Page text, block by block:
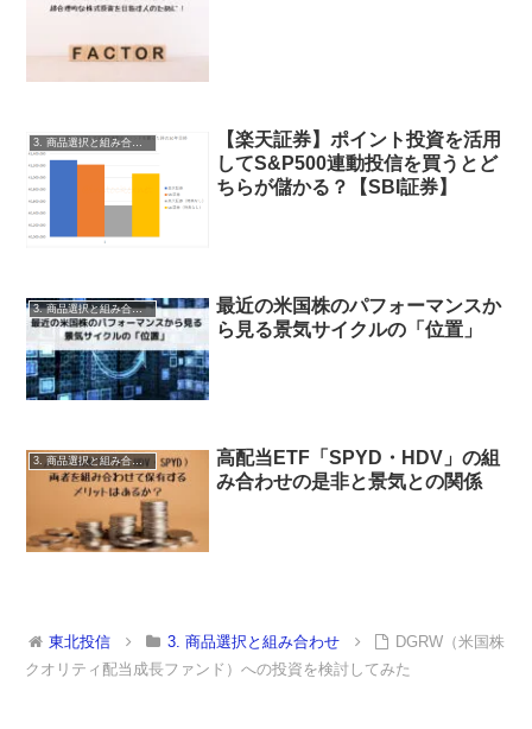
3. 商品選択と組み合わせ
【楽天証券】ポイント投資を活用
してS&P500連動投信を買うとど
ちらが儲かる？【SBI証券】
3. 商品選択と組み合わせ
最近の米国株のパフォーマンスか
ら見る景気サイクルの「位置」
3. 商品選択と組み合わせ
高配当ETF「SPYD・HDV」の組
み合わせの是非と景気との関係
東北投信 3. 商品選択と組み合わせ
DGRW（米国株
クオリティ配当成長ファンド）への投資を検討してみた